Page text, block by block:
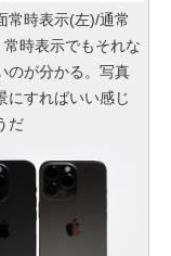
常時表示(左)/通常
時表示でもそれな
のが分かる。写真
にすればいい感じ
だ